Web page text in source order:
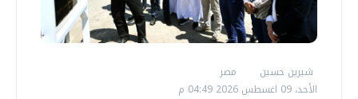
شيرين حسين
مصر
الأحد، 09 اغسطس 2026 04:49 م